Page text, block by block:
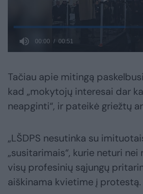
Tačiau apie mitingą
kad „mokytojų interesai dar
neapginti“, ir pateikė griežtų
„LŠDPS nesutinka su
„susitarimais“, kurie neturi
visų profesinių sąjungų
aiškinama kvietime į protestą.